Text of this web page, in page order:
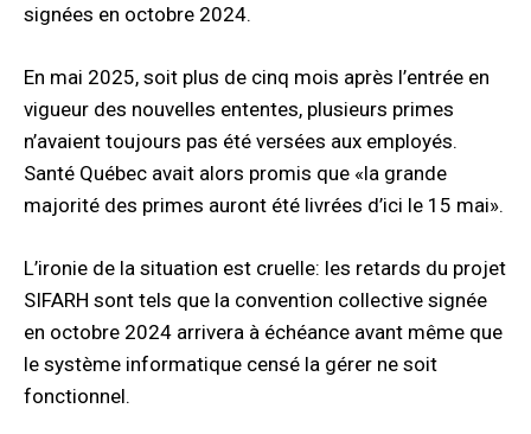
signées en octobre 2024.
En mai 2025, soit plus de cinq mois après l’entrée en
vigueur des nouvelles ententes, plusieurs primes
n’avaient toujours pas été versées aux employés.
Santé Québec avait alors promis que «la grande
majorité des primes auront été livrées d’ici le 15 mai».
L’ironie de la situation est cruelle: les retards du projet
SIFARH sont tels que la convention collective signée
en octobre 2024 arrivera à échéance avant même que
le système informatique censé la gérer ne soit
fonctionnel.